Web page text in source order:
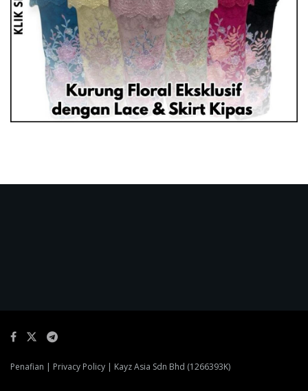
Penafian | Privacy Policy | Kayz Asia Sdn Bhd (1266393K)